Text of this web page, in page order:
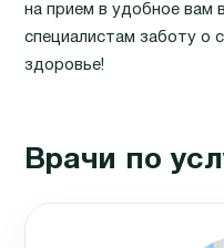
на прием в удобное вам
специалистам заботу о
здоровье!
Врачи по